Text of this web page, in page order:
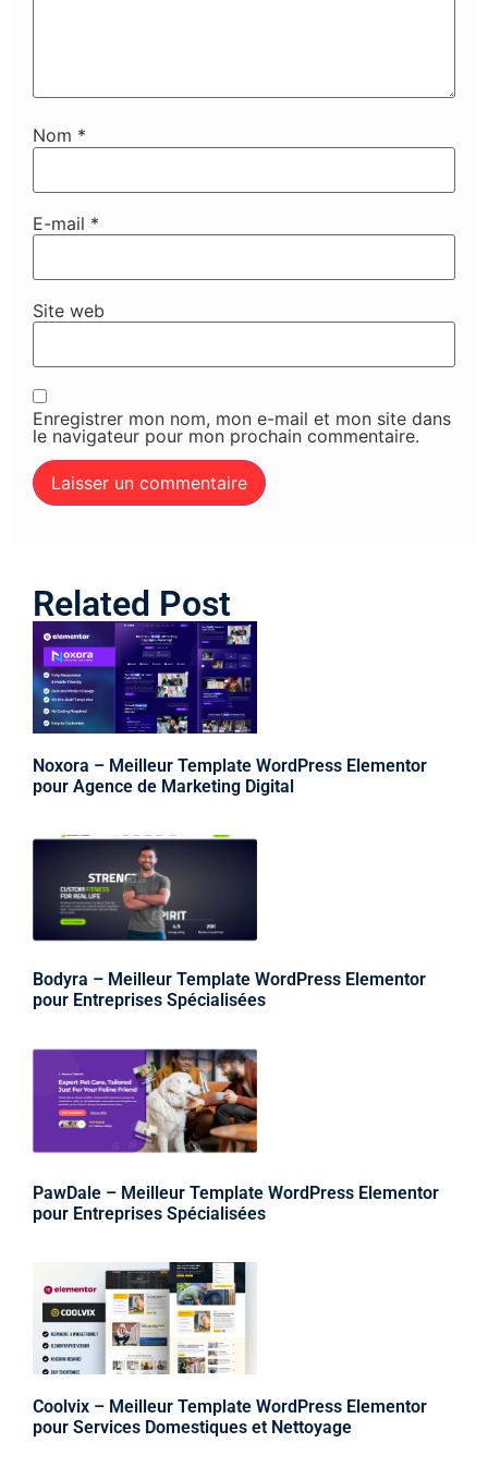
Nom *
E-mail *
Site web
Enregistrer mon nom, mon e-mail et mon site dans
le navigateur pour mon prochain commentaire.
Related Post
Noxora – Meilleur Template WordPress Elementor
pour Agence de Marketing Digital
Bodyra – Meilleur Template WordPress Elementor
pour Entreprises Spécialisées
PawDale – Meilleur Template WordPress Elementor
pour Entreprises Spécialisées
Coolvix – Meilleur Template WordPress Elementor
pour Services Domestiques et Nettoyage